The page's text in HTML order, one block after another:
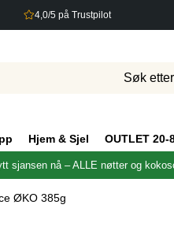
4,0/5 på Trustpilot
Hjem & Sjel OUTLET 20-
sjansen nå – ALLE nøtter og
ØKO 385g